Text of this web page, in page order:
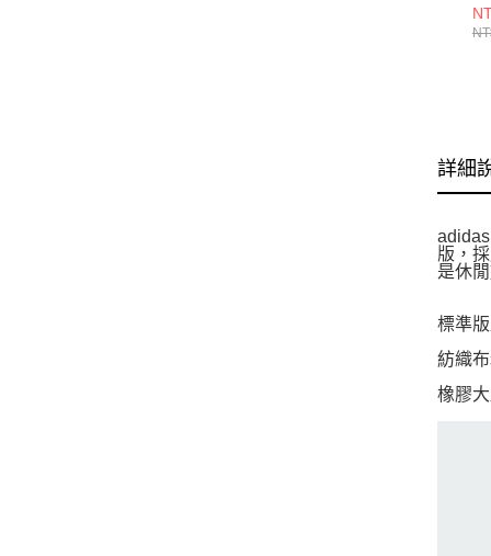
詳細
版，
是休
標準
紡織
橡膠